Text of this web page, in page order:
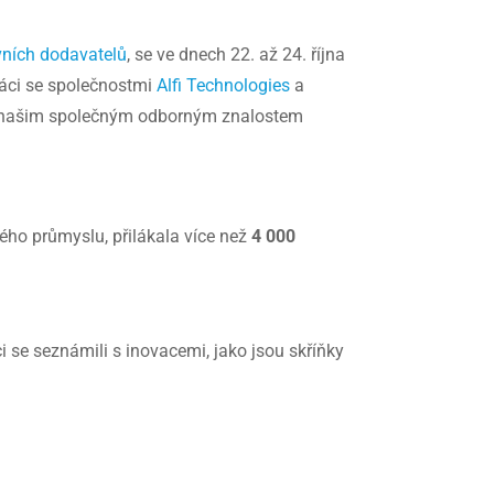
dodavatelů, se ve dnech 22. až 24. října
se společnostmiAlfi Technologies a
společným odborným znalostem
průmyslu, přilákala více než4 000
se seznámili s inovacemi, jako jsou skříňky